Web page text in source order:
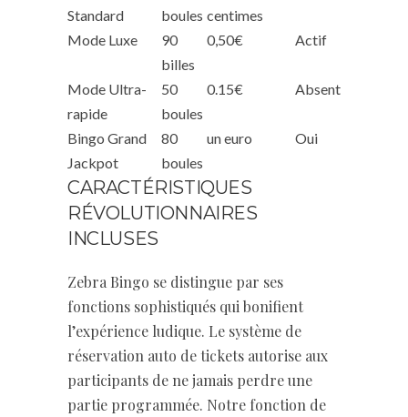
Standard
boules centimes
Mode Luxe
90
billes
0,50€ Actif
Mode Ultra-
rapide
50
boules
0.15€ Absent
Bingo Grand
Jackpot
80
boules
un euro Oui
CARACTÉRISTIQUES
RÉVOLUTIONNAIRES
INCLUSES
Zebra Bingo se distingue par ses
fonctions sophistiqués qui bonifient
l’expérience ludique. Le système de
réservation auto de tickets autorise aux
participants de ne jamais perdre une
partie programmée. Notre fonction de